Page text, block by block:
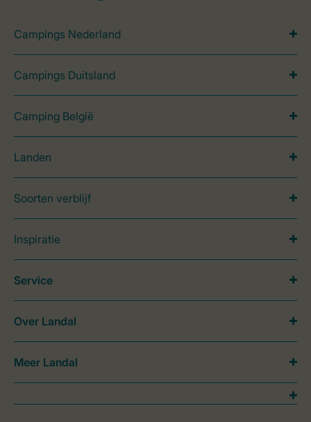
Campings Nederland
Campings Duitsland
Camping België
Landen
Soorten verblijf
Inspiratie
Service
Over Landal
Meer Landal